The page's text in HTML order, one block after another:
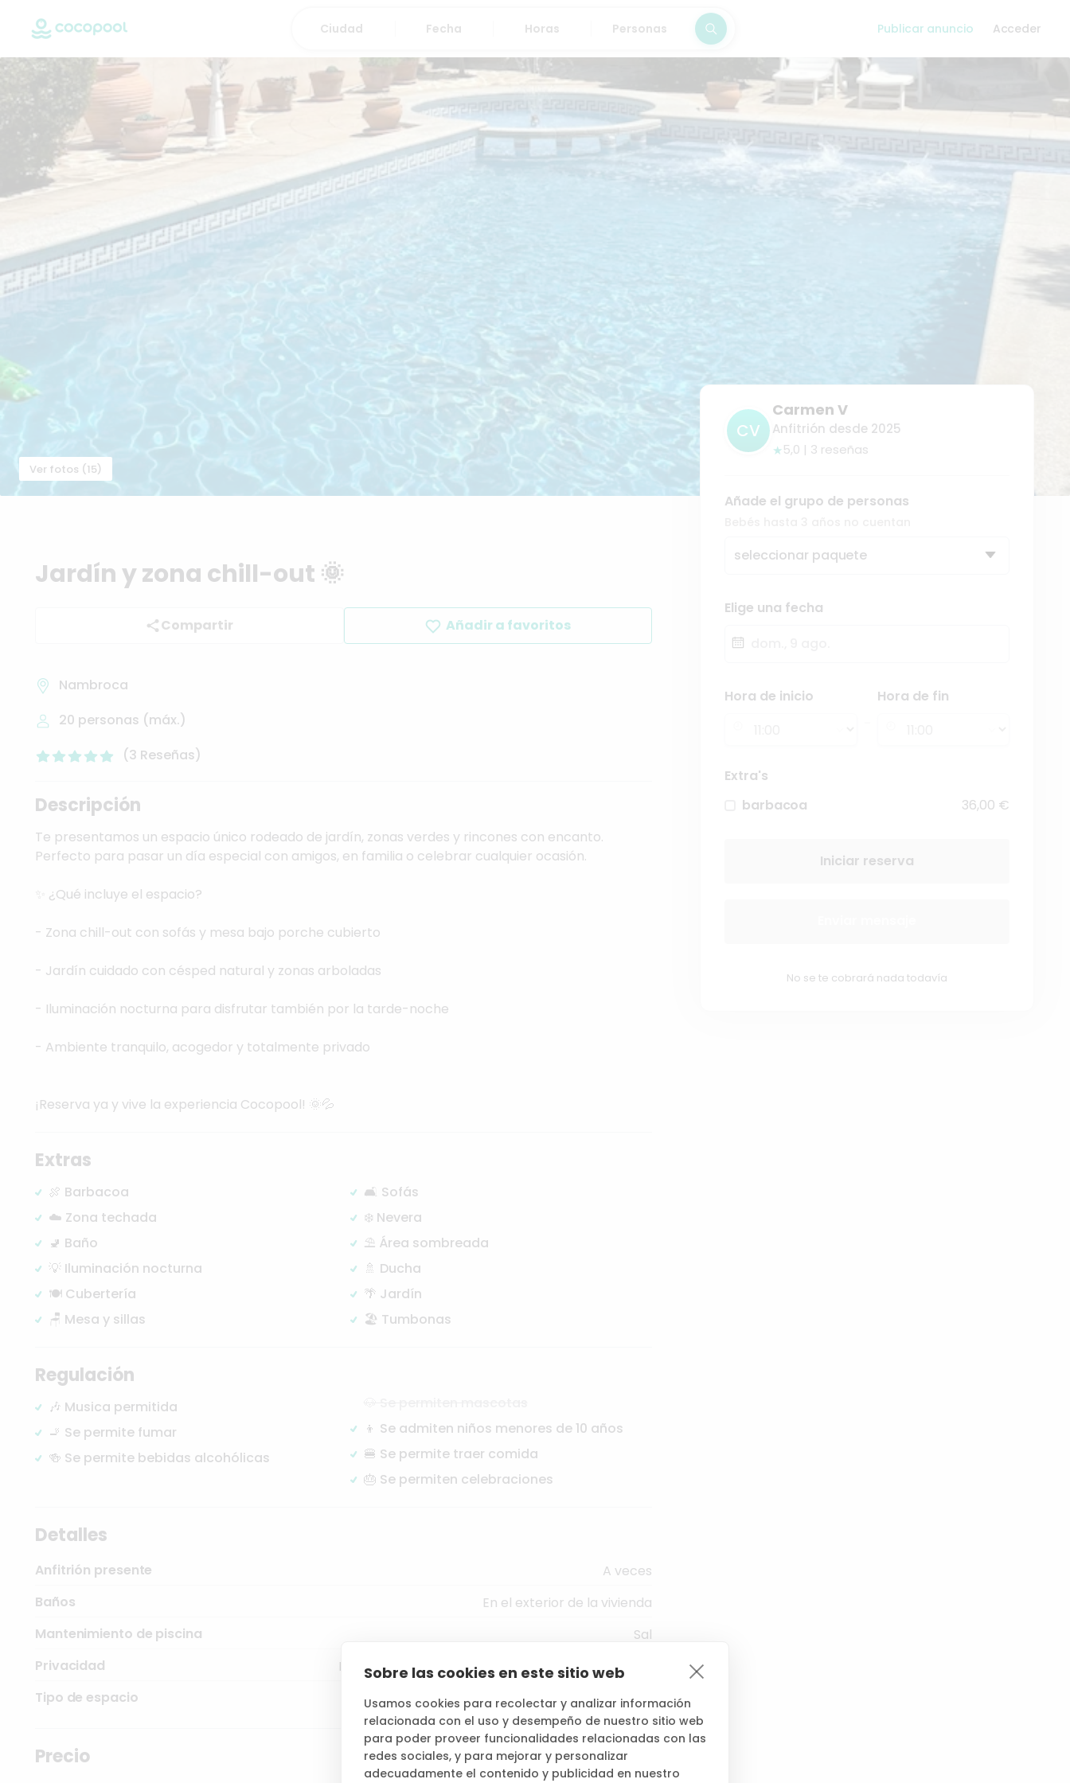
Sobre las cookies en este sitio web
Usamos cookies para recolectar y analizar información
relacionada con el uso y desempeño de nuestro sitio web
para poder proveer funcionalidades relacionadas con las
redes sociales, y para mejorar y personalizar
adecuadamente el contenido y publicidad en nuestro
Fecha Horas Personas Buscar Publicar anuncio Acceder
Ver fotos (15)
Jardínyzona chill-out 🌞
Compartir Añadir a favoritos
Nambroca
20 personas (máx.)
(3 Reseñas)
Descripción
Te presentamos un espacio único rodeado de jardín, zonas verdes y rincones con encanto.
Perfecto para pasar un día especial con amigos, en familia o celebrar cualquier ocasión.
¿Qué incluye el espacio?
- Zona chill-out con sofás y mesa bajo porche cubierto
- Jardín cuidado con césped natural y zonas arboladas
- Iluminación nocturna para disfrutar también por la tarde-noche
- Ambiente tranquilo, acogedor y totalmente privado
¡Reserva ya y vive la experiencia Cocopool! 🌞💦
Extras
🍖 Barbacoa
☁️ Zona techada
🚽 Baño
💡 Iluminación nocturna
🍽️ Cubertería
🪑 Mesa y sillas
🛋️ Sofás
❄️ Nevera
⛱️ Área sombreada
🚿 Ducha
🌴 Jardín
🏖️ Tumbonas
Regulación
🎶 Musica permitida
🚬 Se permite fumar
🍻 Se permite bebidas alcohólicas
👦 Se admiten niños menores de 10 años
🍔 Se permite traer comida
🎂 Se permiten celebraciones
Detalles
Anfitrión presente
A veces
Baños
En el exterior de la vivienda
Mantenimiento de piscina
Sal
Privacidad
Bastante - Es difícil que los vecinos vean la piscina
Tipo de espacio
Jardín
Precio
CV
Carmen V
Anfitrión desde 2025
★5,0 | 3 reseñas
Añade el grupo de personas
seleccionar paquete
Elige una fecha
Hora de inicio
Hora de fin
Extra's
barbacoa
36,00 €
Iniciar reserva
No se te cobrará nada todavía